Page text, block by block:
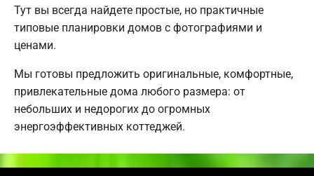
Тут вы всегда найдете простые, но практичные
типовые планировки домов с фотографиями и
ценами.
Мы готовы предложить оригинальные, комфортные,
привлекательные дома любого размера: от
небольших и недорогих до огромных
энергоэффективных коттеджей.